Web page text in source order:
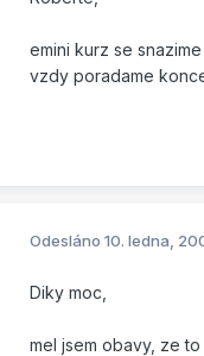
emini kurz se
vzdy poradame
Odesláno 10. ledna,
Diky moc,
mel jsem obavy, ze